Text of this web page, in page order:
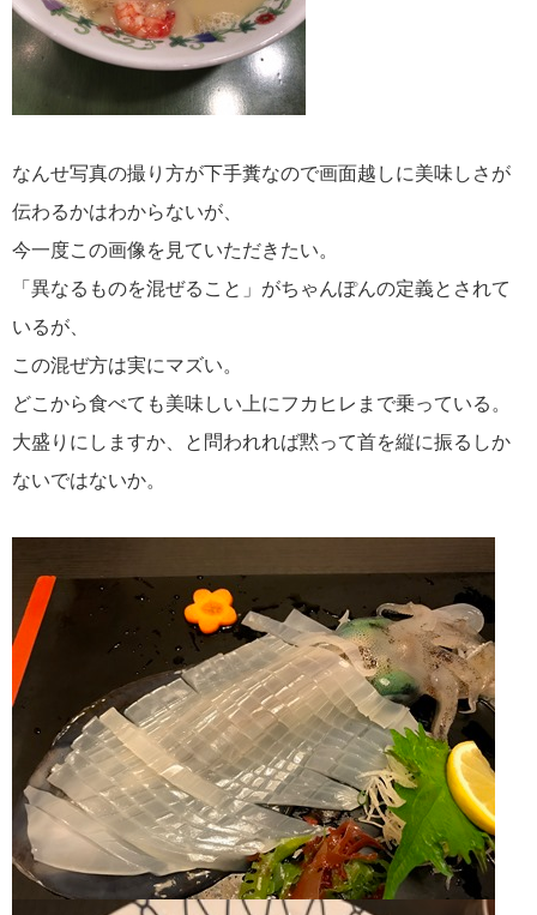
なんせ写真の撮り方が下手糞なので画面越しに美味しさが
伝わるかはわからないが、
今一度この画像を見ていただきたい。
「異なるものを混ぜること」がちゃんぽんの定義とされて
いるが、
この混ぜ方は実にマズい。
どこから食べても美味しい上にフカヒレまで乗っている。
大盛りにしますか、と問われれば黙って首を縦に振るしか
ないではないか。